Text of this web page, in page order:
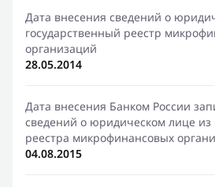
Дата внесения сведений о
государственный реестр
организаций
28.05.2014
Дата внесения Банком России
сведений о юридическом лице из
реестра микрофинансовых
04.08.2015